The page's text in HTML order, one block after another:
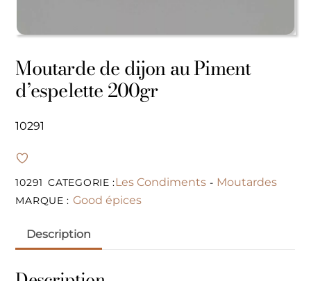
Moutarde de dijon au Piment
d’espelette 200gr
10291
10291 CATEGORIE :Les Condiments - Moutardes
MARQUE : Good épices
Description